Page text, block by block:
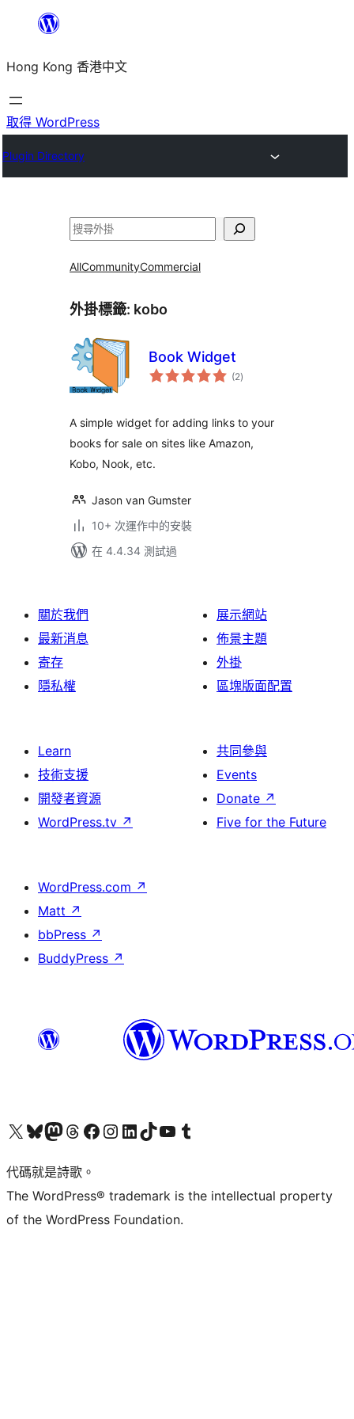
主
要
內
Hong Kong 香港中文
取得 WordPress
Plugin Directory
搜
AllCommunityCommercial
外掛標籤: kobo
Book Widget
(2總
評)
A simple widget for adding links to your
books for sale on sites like Amazon,
Kobo, Nook, etc.
Jason van Gumster
10+ 次運作中的安裝
在 4.4.34 測試過
關於我們
最新消息
寄存
隱私權
展示網站
佈景主題
外掛
區塊版面配置
Learn
技術支援
開發者資源
WordPress.tv ↗
共同參與
Events
Donate ↗
Five for the Future
WordPress.com ↗
Matt ↗
bbPress ↗
BuddyPress ↗
Visit our X (formerly Twitter) account
Visit our Bluesky account
Visit our Mastodon account
Visit our Threads account
訪問我們的 Facebook 專頁Visit our Instagram account
Visit our LinkedIn account
Visit our TikTok account
Visit our YouTube channel
Visit our Tumblr account
代碼就是詩歌。
The WordPress® trademark is the intellectual property
of the WordPress Foundation.